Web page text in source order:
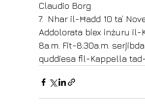
Claudio Borg
7.  Nhar il-Ħadd 10 ta’
Addolorata biex inżuru
8a.m. Fit-8:30a.m.
quddiesa fil-Kappella